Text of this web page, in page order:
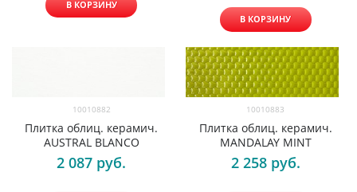
В КОРЗИНУ
В КОРЗИНУ
10010882
Плитка облиц. керамич.
AUSTRAL BLANCO
2 087 руб.
10010883
Плитка облиц. керамич.
MANDALAY MINT
2 258 руб.